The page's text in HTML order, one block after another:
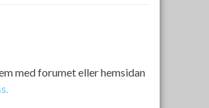
med forumet eller hemsidan